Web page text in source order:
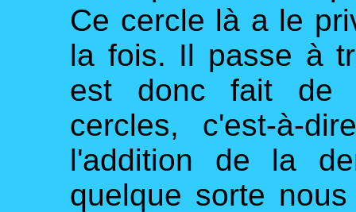
Ce cercle là a le
la fois. Il passe à
est donc fait de
cercles, c'est-à-
l'addition de la
quelque sorte